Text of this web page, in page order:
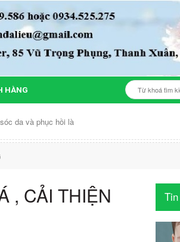
HÀNG
phục hồi làn... Chế độ ăn cho da mụn:
, CẢI THIỆN